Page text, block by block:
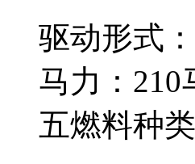
驱动形式：
马力： 210
五燃料种类